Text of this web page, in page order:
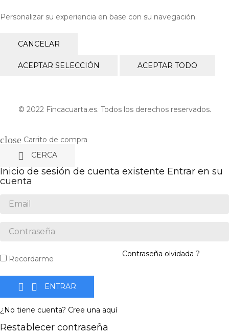
Personalizar su experiencia en base con su navegación.
CANCELAR
ACEPTAR SELECCIÓN ACEPTAR TODO
© 2022 Fincacuarta.es. Todos los derechos reservados.
close Carrito de compra
 CERCA
Inicio de sesión de cuenta existente Entrar en su
cuenta
Recordarme
Contraseña olvidada ?
  ENTRAR
¿No tiene cuenta? Cree una aquí
Restablecer contraseña